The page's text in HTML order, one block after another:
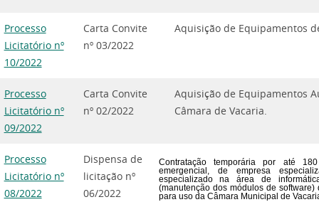
Processo
Licitatório nº
10/2022
Carta Convite
nº 03/2022
Aquisição de Equipamentos
Processo
Licitatório nº
09/2022
Carta Convite
nº 02/2022
Aquisição de Equipamentos
Câmara de Vacaria.
Processo
Licitatório nº
08/2022
Dispensa de
licitação nº
06/2022
Contratação temporária por até 180
emergencial, de empresa
especializado na área de
(manutenção dos módulos de software)
para uso da Câmara Municipal de